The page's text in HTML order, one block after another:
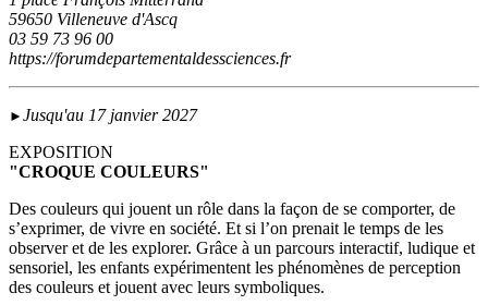
59650 Villeneuve d'Ascq
03 59 73 96 00
https://forumdepartementaldessciences.fr
► Jusqu'au 17 janvier 2027
EXPOSITION
"CROQUE COULEURS"
Des couleurs qui jouent un rôle dans la façon de se comporter, de
s’exprimer, de vivre en société. Et si l’on prenait le temps de les
observer et de les explorer. Grâce à un parcours interactif, ludique et
sensoriel, les enfants expérimentent les phénomènes de perception
des couleurs et jouent avec leurs symboliques.